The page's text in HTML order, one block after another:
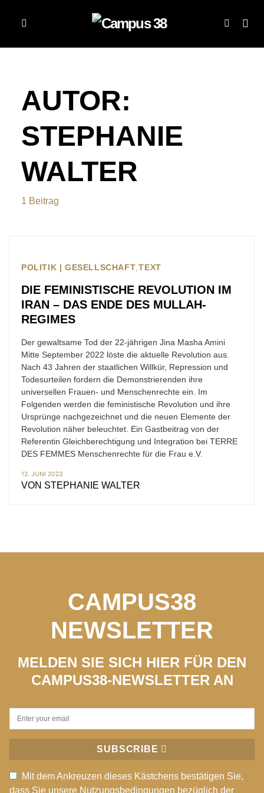
AUTOR:
STEPHANIE
WALTER
1 Beitrag
POLITIK | GESELLSCHAFT TEXT
DIE FEMINISTISCHE REVOLUTION IM
IRAN – DAS ENDE DES MULLAH-
REGIMES
Der gewaltsame Tod der 22-jährigen Jina Masha Amini
Mitte September 2022 löste die aktuelle Revolution aus.
Nach 43 Jahren der staatlichen Willkür, Repression und
Todesurteilen fordern die Demonstrierenden ihre
universellen Frauen- und Menschenrechte ein. Im
Folgenden werden die feministische Revolution und ihre
Ursprünge nachgezeichnet und die neuen Elemente der
Revolution näher beleuchtet. Ein Gastbeitrag von der
Referentin Gleichberechtigung und Integration bei TERRE
DES FEMMES Menschenrechte für die Frau e.V.
12. JUNI 2023
VON STEPHANIE WALTER
CAMPUS38
NEWSLETTER
MELDEN SIE SICH HIER FÜR DEN
CAMPUS38-NEWSLETTER AN
SUBSCRIBE
Mit dem Ankreuzen dieses Kästchens bestätigen Sie,
dass Sie unsere Nutzungsbedingungen bezüglich der